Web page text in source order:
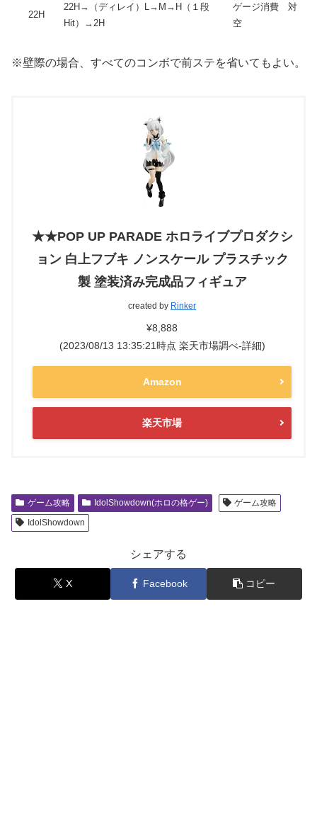
22H
22H→（ディレイ）L→M→H（１段
Hit）→2H
ゲージ消費 対
空
※壁際の場合、すべてのコンボで前ステを省いてもよい。
★★POP UP PARADE ホロライブプロダクシ
ョン 白上フブキ ノンスケール プラスチック
製 塗装済み完成品フィギュア
created by Rinker
¥8,888
(2023/08/13 13:35:21時点 楽天市場調べ-詳細)
Amazon
楽天市場
ゲーム攻略 IdolShowdown(ホロの格ゲー)
ゲーム攻略
IdolShowdown
シェアする
X Facebook コピー